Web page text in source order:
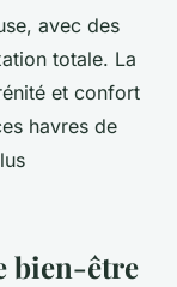
avec des
totale. La
et confort
havres de
bien-être